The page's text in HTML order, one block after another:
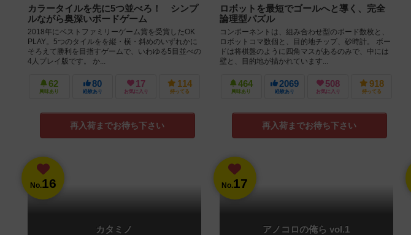
カラータイルを先に5つ並べろ！ シンプ
ルながら奥深いボードゲーム
2018年にベストファミリーゲーム賞を受賞したOK
PLAY。5つのタイルをを縦・横・斜めのいずれかに
そろえて勝利を目指すゲームで、いわゆる5目並べの
4人プレイ版です。 か...
62
興味あり
80
経験あり
17
お気に入り
114
持ってる
再入荷までお待ち下さい
ロボットを最短でゴールへと導く、完全
論理型パズル
コンポーネントは、組み合わせ型のボード数枚と、
ロボットコマ数個と、目的地チップ、砂時計。 ボー
ドは将棋盤のように四角マスがあるのみで、中には
壁と、目的地が描かれています...
464
興味あり
2069
経験あり
508
お気に入り
918
持ってる
再入荷までお待ち下さい
No.16
カタミノ
No.17
アノコロの俺ら vol.1